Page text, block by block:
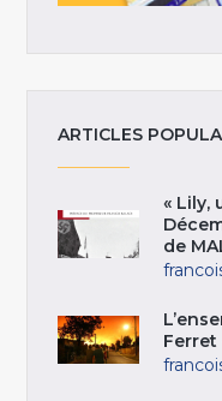
ARTICLES
« Lily,
de
Ferret